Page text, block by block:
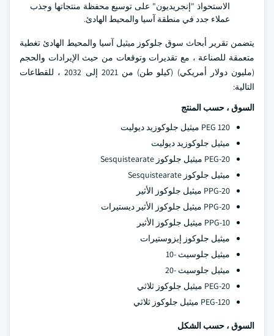
الاستحواذ "إنجريديون" على توسيع محفظة منتجاتها وجذب
عملاء جدد في منطقة آسيا والمحيط الهادئ.
يتضمن تقرير أبحاث سوق جلوكوز ميثيل آسيا والمحيط الهادئ تغطية
متعمقة للصناعة ، مع تقديرات وتوقعات من حيث الإيرادات والحجم
(مليون دولار أمريكي) (كيلو طن) من 2021 إلى 2032 ، للقطاعات
التالية:
السوق ، حسب المنتج
PEG 120 ميثيل جلوكوزيد ديوليت
ميثيل جلوكوزيد ديوليت
PEG-20 ميثيل جلوكوز Sesquistearate
ميثيل جلوكوز Sesquistearate
PPG-20 ميثيل جلوكوز الأثير
PPG-20 ميثيل جلوكوز الأثير ديستيرات
PPG-10 ميثيل جلوكوز الأثير
ميثيل جلوكوز إيزوستيرات
ميثيل جلوسيث -10
ميثيل جلوسيث -20
PEG-20 ميثيل جلوكوز ثلاثي
PEG-120 ميثيل جلوكوز ثلاثي
السوق ، حسب الشكل